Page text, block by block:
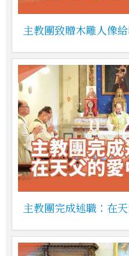
主教團致贈木雕人像
主教團完成述職：在